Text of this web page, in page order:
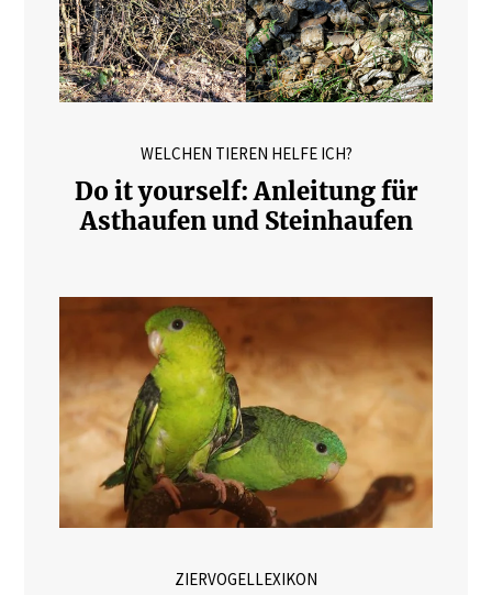
WELCHEN TIEREN HELFE ICH?
Do it yourself: Anleitung für
Asthaufen und Steinhaufen
ZIERVOGELLEXIKON